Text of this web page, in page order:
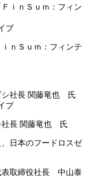
ブ
ｎＳｕｍ：フィンテ
ブ
社長 関藤竜也 氏
、日本のフードロスゼ